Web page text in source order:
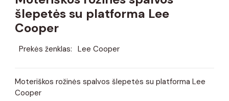
šlepetės su platforma Lee
Cooper
Prekės ženklas: Lee Cooper
Moteriškos rožinės spalvos šlepetės su platforma Lee
Cooper